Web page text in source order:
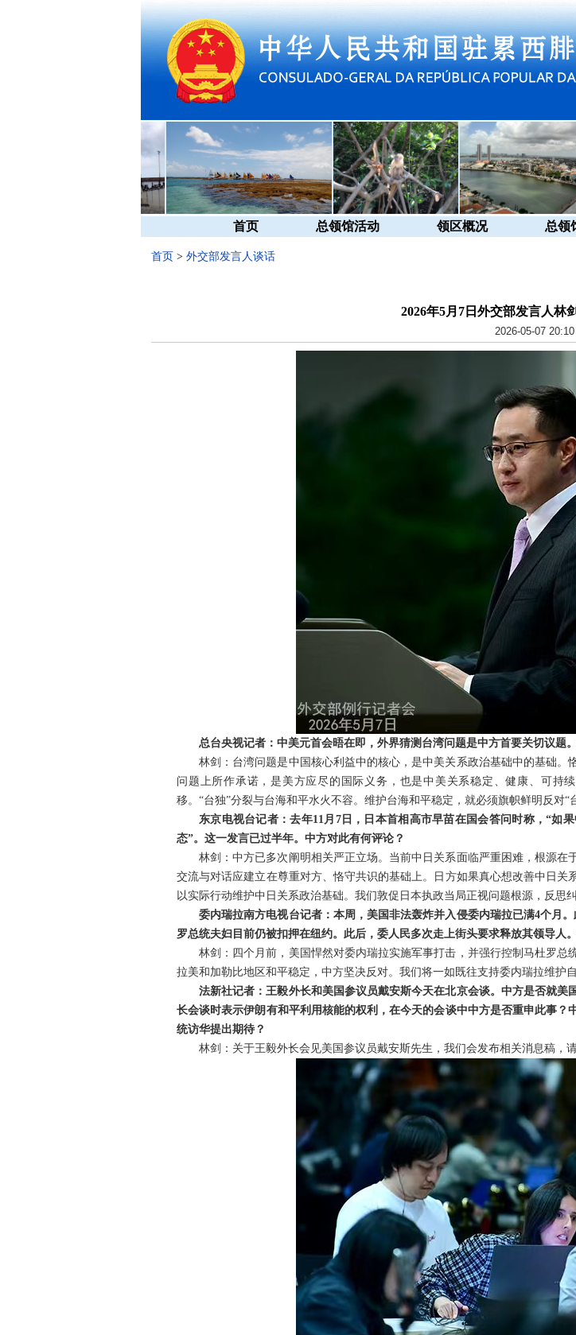
首页 总领馆活动 领区概况 总领
首页 > 外交部发言人谈话
2026年5月7日外交部发言人林
2026-05-07 20:10
总台央视记者：中美元首会晤在即，外界猜测台湾问题是中方首要关切议题
林剑：台湾问题是中国核心利益中的核心，是中美关系政治基础中的基础
问题上所作承诺，是美方应尽的国际义务，也是中美关系稳定、健康、可持
移。“台独”分裂与台海和平水火不容。维护台海和平稳定，就必须旗帜鲜明反对“
东京电视台记者：去年11月7日，日本首相高市早苗在国会答问时称，“如
态”。这一发言已过半年。中方对此有何评论？
林剑：中方已多次阐明相关严正立场。当前中日关系面临严重困难，根源
交流与对话应建立在尊重对方、恪守共识的基础上。日方如果真心想改善中日关
以实际行动维护中日关系政治基础。我们敦促日本执政当局正视问题根源，反思
委内瑞拉南方电视台记者：本周，美国非法轰炸并入侵委内瑞拉已满4个月
罗总统夫妇目前仍被扣押在纽约。此后，委人民多次走上街头要求释放其领导人
林剑：四个月前，美国悍然对委内瑞拉实施军事打击，并强行控制马杜罗
拉美和加勒比地区和平稳定，中方坚决反对。我们将一如既往支持委内瑞拉维护
法新社记者：王毅外长和美国参议员戴安斯今天在北京会谈。中方是否就
长会谈时表示伊朗有和平利用核能的权利，在今天的会谈中中方是否重申此事
统访华提出期待？
林剑：关于王毅外长会见美国参议员戴安斯先生，我们会发布相关消息稿，